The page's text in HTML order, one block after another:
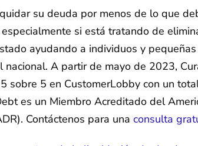
su deuda por menos de lo que
si está tratando de
ayudando a individuos y
nacional. A partir de mayo de 2023,
sobre 5 en CustomerLobby con un
es un Miembro Acreditado del
Contáctenos para una consulta